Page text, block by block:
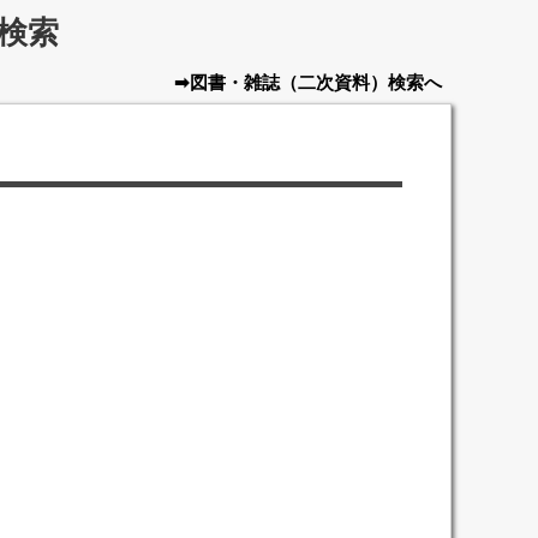
索
➡図書・雑誌（二次資料） 検索へ